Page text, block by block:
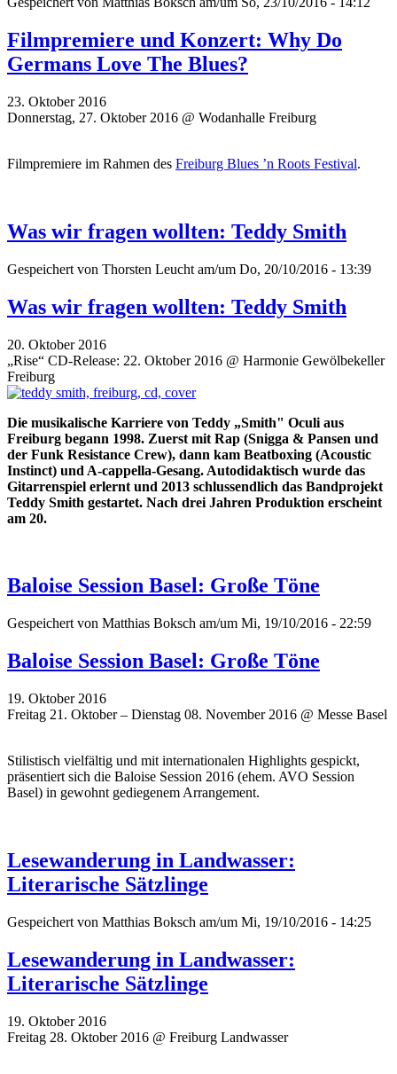
Filmpremiere und Konzert: Why Do
Germans Love The Blues?
23. Oktober 2016
Donnerstag, 27. Oktober 2016 @ Wodanhalle Freiburg
Filmpremiere im Rahmen des Freiburg Blues ’n Roots Festival.
Was wir fragen wollten: Teddy Smith
Gespeichert von Thorsten Leucht am/um Do, 20/10/2016 - 13:39
Was wir fragen wollten: Teddy Smith
20. Oktober 2016
„Rise“ CD-Release: 22. Oktober 2016 @ Harmonie Gewölbekeller
Freiburg
Die musikalische Karriere von Teddy „Smith" Oculi aus
Freiburg begann 1998. Zuerst mit Rap (Snigga & Pansen und
der Funk Resistance Crew), dann kam Beatboxing (Acoustic
Instinct) und A-cappella-Gesang. Autodidaktisch wurde das
Gitarrenspiel erlernt und 2013 schlussendlich das Bandprojekt
Teddy Smith gestartet. Nach drei Jahren Produktion erscheint
am 20.
Baloise Session Basel: Große Töne
Gespeichert von Matthias Boksch am/um Mi, 19/10/2016 - 22:59
Baloise Session Basel: Große Töne
19. Oktober 2016
Freitag 21. Oktober – Dienstag 08. November 2016 @ Messe Basel
Stilistisch vielfältig und mit internationalen Highlights gespickt,
präsentiert sich die Baloise Session 2016 (ehem. AVO Session
Basel) in gewohnt gediegenem Arrangement.
Lesewanderung in Landwasser:
Literarische Sätzlinge
Gespeichert von Matthias Boksch am/um Mi, 19/10/2016 - 14:25
Lesewanderung in Landwasser:
Literarische Sätzlinge
19. Oktober 2016
Freitag 28. Oktober 2016 @ Freiburg Landwasser